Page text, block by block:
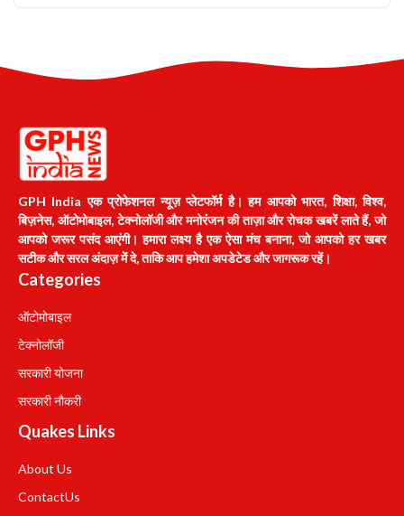
GPH India एक प्रोफेशनल न्यूज़ प्लेटफॉर्म है। हम आपको भारत, शिक्षा, विश्व,
बिज़नेस, ऑटोमोबाइल, टेक्नोलॉजी और मनोरंजन की ताज़ा और रोचक खबरें लाते हैं, जो
आपको जरूर पसंद आएंगी। हमारा लक्ष्य है एक ऐसा मंच बनाना, जो आपको हर खबर
सटीक और सरल अंदाज़ में दे, ताकि आप हमेशा अपडेटेड और जागरूक रहें।
Categories
ऑटोमोबाइल
टेक्नोलॉजी
सरकारी योजना
सरकारी नौकरी
Quakes Links
About Us
ContactUs